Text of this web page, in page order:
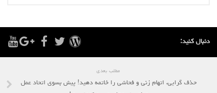
دنبال کنید:
مطلب بعدی
حذف گرایی، اتهام زنی و فحاشی را خاتمه دهید! پیش بسوی اتحاد عمل